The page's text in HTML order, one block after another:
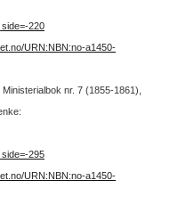
220
URN:NBN:no-a1450-
nr. 7 (1855-1861),
295
URN:NBN:no-a1450-